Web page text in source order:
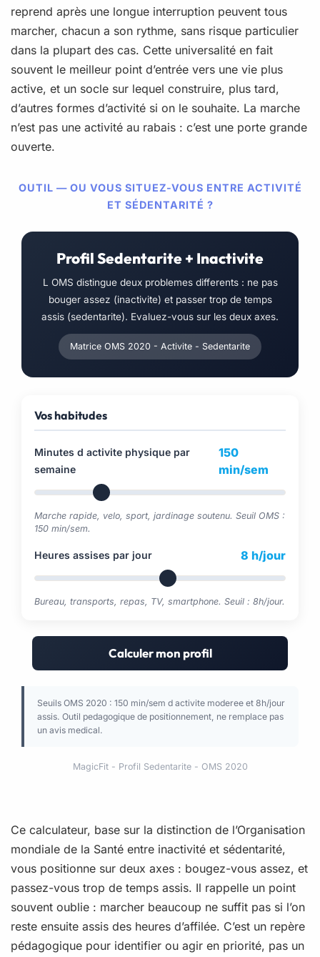
reprend après une longue interruption peuvent tous
marcher, chacun a son rythme, sans risque particulier
dans la plupart des cas. Cette universalité en fait
souvent le meilleur point d’entrée vers une vie plus
active, et un socle sur lequel construire, plus tard,
d’autres formes d’activité si on le souhaite. La marche
n’est pas une activité au rabais : c’est une porte grande
ouverte.
OUTIL — OU VOUS SITUEZ-VOUS ENTRE ACTIVITÉ
ET SÉDENTARITÉ ?
Profil Sedentarite + Inactivite
L OMS distingue deux problemes differents : ne pas
bouger assez (inactivite) et passer trop de temps
assis (sedentarite). Evaluez-vous sur les deux axes.
Matrice OMS 2020 - Activite - Sedentarite
Vos habitudes
Minutes d activite physique par
semaine
150
min/sem
Marche rapide, velo, sport, jardinage soutenu. Seuil OMS :
150 min/sem.
Heures assises par jour 8 h/jour
Bureau, transports, repas, TV, smartphone. Seuil : 8h/jour.
Calculer mon profil
Seuils OMS 2020 : 150 min/sem d activite moderee et 8h/jour
assis. Outil pedagogique de positionnement, ne remplace pas
un avis medical.
MagicFit - Profil Sedentarite - OMS 2020
Ce calculateur, base sur la distinction de l’Organisation
mondiale de la Santé entre inactivité et sédentarité,
vous positionne sur deux axes : bougez-vous assez, et
passez-vous trop de temps assis. Il rappelle un point
souvent oublie : marcher beaucoup ne suffit pas si l’on
reste ensuite assis des heures d’affilée. C’est un repère
pédagogique pour identifier ou agir en priorité, pas un